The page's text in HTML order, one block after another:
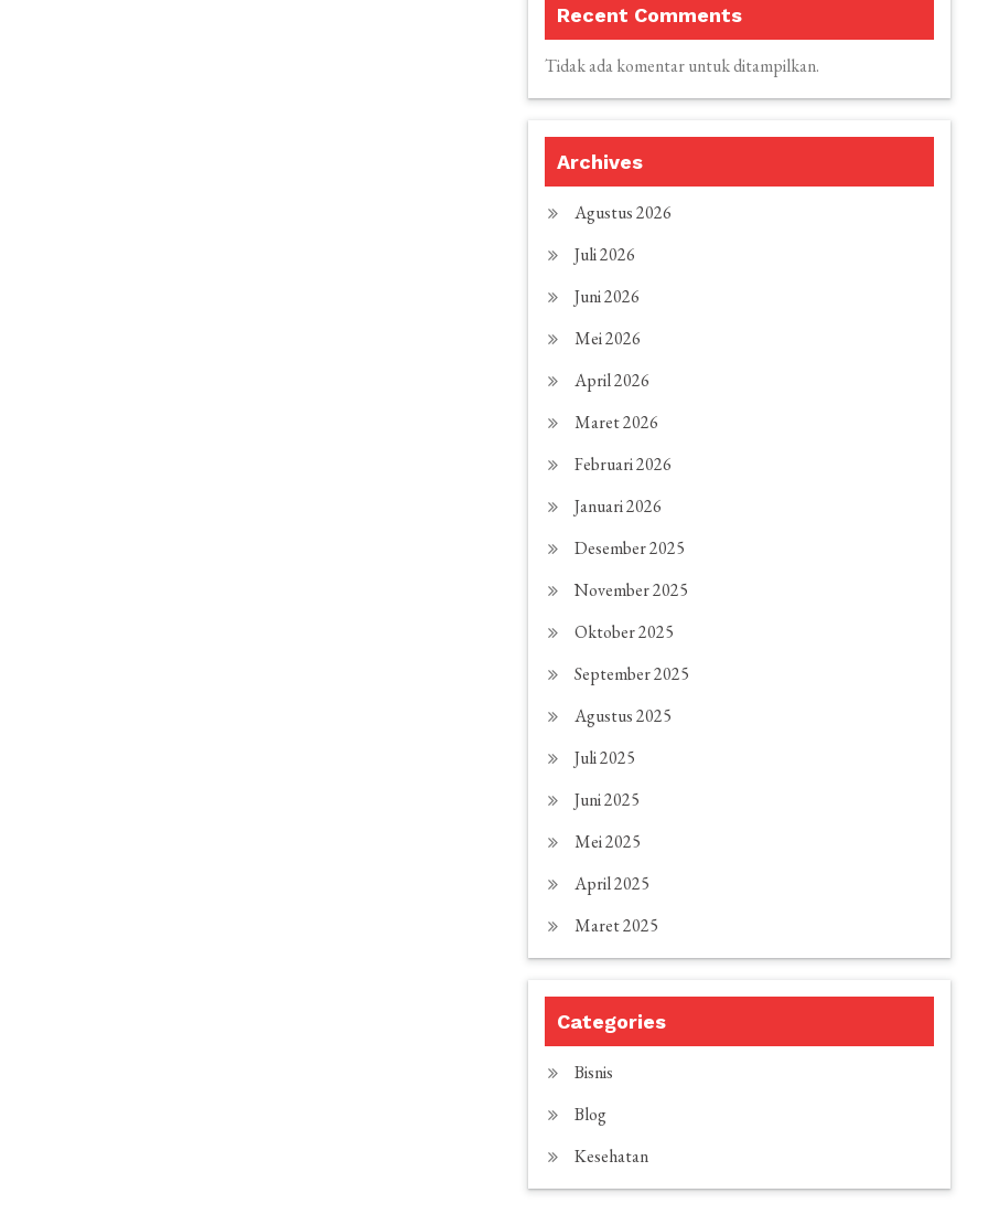
Recent Comments
Tidak ada komentar untuk ditampilkan.
Archives
Agustus 2026
Juli 2026
Juni 2026
Mei 2026
April 2026
Maret 2026
Februari 2026
Januari 2026
Desember 2025
November 2025
Oktober 2025
September 2025
Agustus 2025
Juli 2025
Juni 2025
Mei 2025
April 2025
Maret 2025
Categories
Bisnis
Blog
Kesehatan